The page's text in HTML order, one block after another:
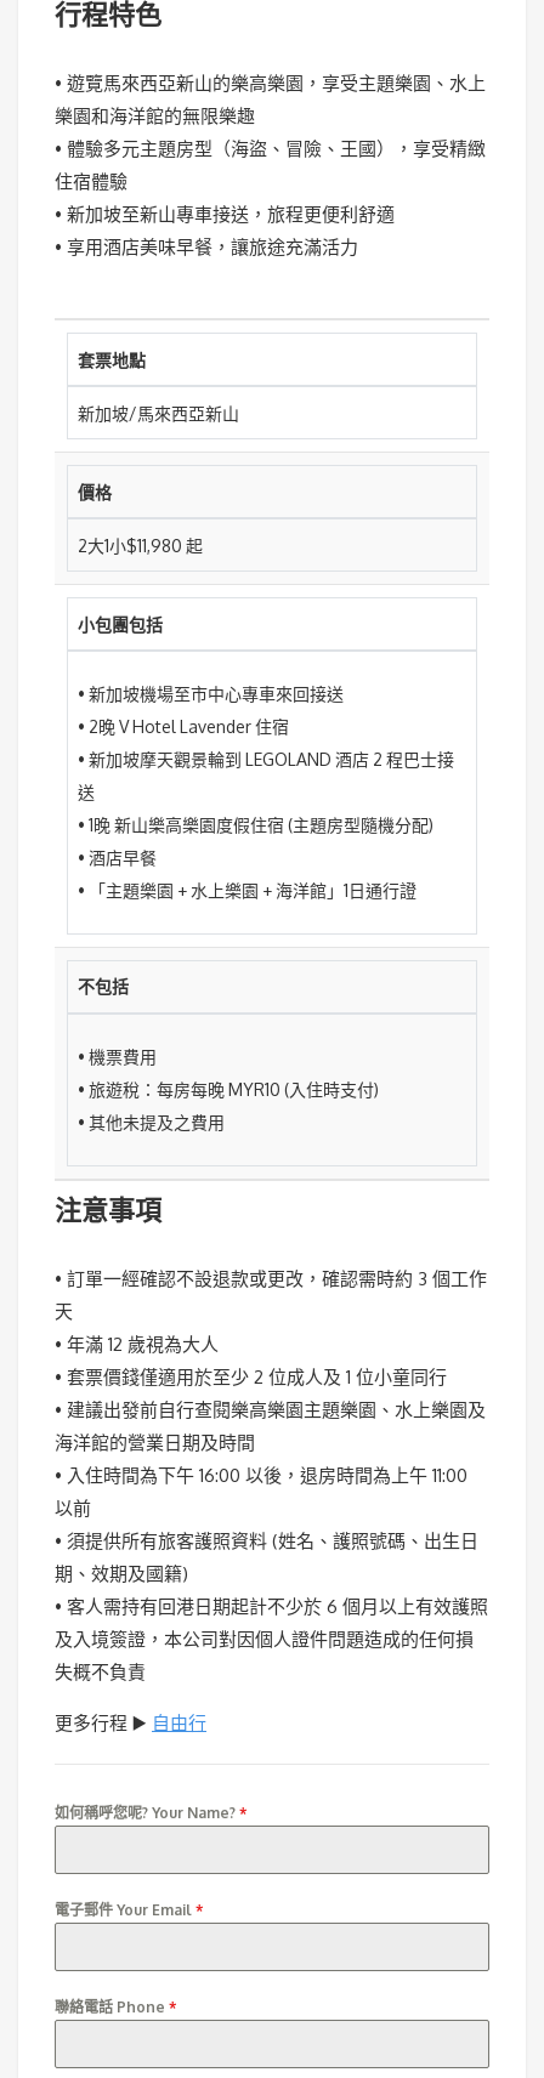
行程特色
• 遊覽馬來西亞新山的樂高樂園，享受主題樂園、水上
樂園和海洋館的無限樂趣
• 體驗多元主題房型（海盜、冒險、王國），享受精緻
住宿體驗
• 新加坡至新山專車接送，旅程更便利舒適
• 享用酒店美味早餐，讓旅途充滿活力
套票地點
新加坡/馬來西亞新山
價格
2大1小$11,980 起
小包團包括
• 新加坡機場至市中心專車來回接送
• 2晚 V Hotel Lavender 住宿
• 新加坡摩天觀景輪到 LEGOLAND 酒店 2 程巴士接
送
• 1晚 新山樂高樂園度假住宿 (主題房型隨機分配)
• 酒店早餐
• 「主題樂園 + 水上樂園 + 海洋館」1日通行證
不包括
• 機票費用
• 旅遊稅：每房每晚 MYR10 (入住時支付)
• 其他未提及之費用
注意事項
• 訂單一經確認不設退款或更改，確認需時約 3 個工作
天
• 年滿 12 歲視為大人
• 套票價錢僅適用於至少 2 位成人及 1 位小童同行
• 建議出發前自行查閱樂高樂園主題樂園、水上樂園及
海洋館的營業日期及時間
• 入住時間為下午 16:00 以後，退房時間為上午 11:00
以前
• 須提供所有旅客護照資料 (姓名、護照號碼、出生日
期、效期及國籍)
• 客人需持有回港日期起計不少於 6 個月以上有效護照
及入境簽證，本公司對因個人證件問題造成的任何損
失概不負責
更多行程 ▶️ 自由行
如何稱呼您呢? Your Name? *
電子郵件 Your Email *
聯絡電話 Phone *